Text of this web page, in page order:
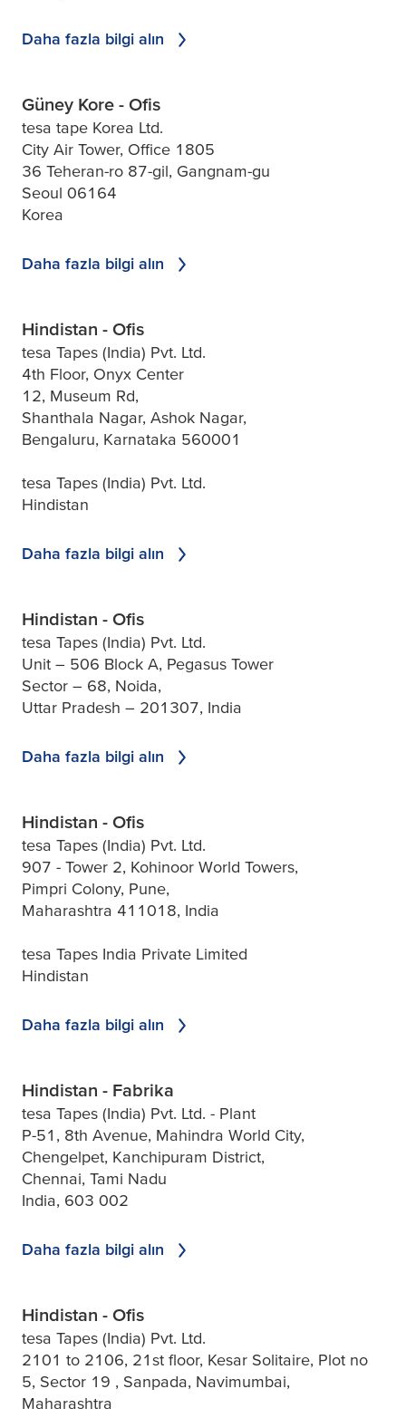
Daha fazla bilgi alın
Güney Kore - Ofis
tesa tape Korea Ltd.
City Air Tower, Office 1805
36 Teheran-ro 87-gil, Gangnam-gu
Seoul 06164
Korea
Daha fazla bilgi alın
Hindistan - Ofis
tesa Tapes (India) Pvt. Ltd.
4th Floor, Onyx Center
12, Museum Rd,
Shanthala Nagar, Ashok Nagar,
Bengaluru, Karnataka 560001
tesa Tapes (India) Pvt. Ltd.
Hindistan
Daha fazla bilgi alın
Hindistan - Ofis
tesa Tapes (India) Pvt. Ltd.
Unit – 506 Block A, Pegasus Tower
Sector – 68, Noida,
Uttar Pradesh – 201307, India
Daha fazla bilgi alın
Hindistan - Ofis
tesa Tapes (India) Pvt. Ltd.
907 - Tower 2, Kohinoor World Towers,
Pimpri Colony, Pune,
Maharashtra 411018, India
tesa Tapes India Private Limited
Hindistan
Daha fazla bilgi alın
Hindistan - Fabrika
tesa Tapes (India) Pvt. Ltd. - Plant
P-51, 8th Avenue, Mahindra World City,
Chengelpet, Kanchipuram District,
Chennai, Tami Nadu
India, 603 002
Daha fazla bilgi alın
Hindistan - Ofis
tesa Tapes (India) Pvt. Ltd.
2101 to 2106, 21st floor, Kesar Solitaire, Plot no
5, Sector 19 , Sanpada, Navimumbai,
Maharashtra